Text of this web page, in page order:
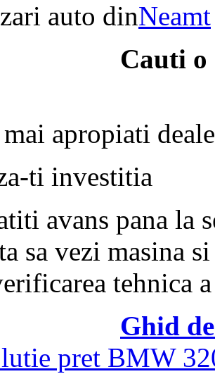
auto dinNeamt
Cauti o
apropiati
ti investitia
avans pana la
sa vezi masina si
tehnica
Ghid
pret BMW